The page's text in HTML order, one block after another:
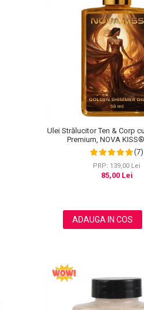
Ulei Strălucitor Ten & Corp
Premium, NOVA
(7)
PRP: 139,00 Lei
85,00 Lei
ADAUGA IN COS